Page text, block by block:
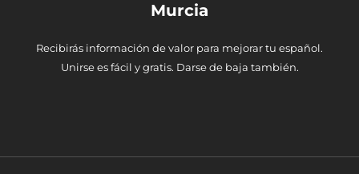
Murcia
Recibirás información de valor para mejorar tu español.
Unirse es fácil y gratis. Darse de baja también.